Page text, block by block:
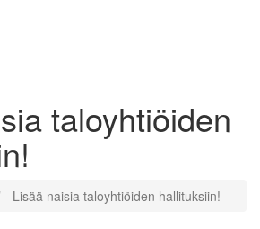
taloyhtiöiden
Lisää naisia taloyhtiöiden hallituksiin!